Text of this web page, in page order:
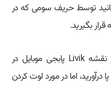
توسط حریف سومی که در
بگیرید.
ترفند طلایی برای موفقیت در نقشه Livik پابجی موبایل در
درآورید، اما در مورد لوت کردن